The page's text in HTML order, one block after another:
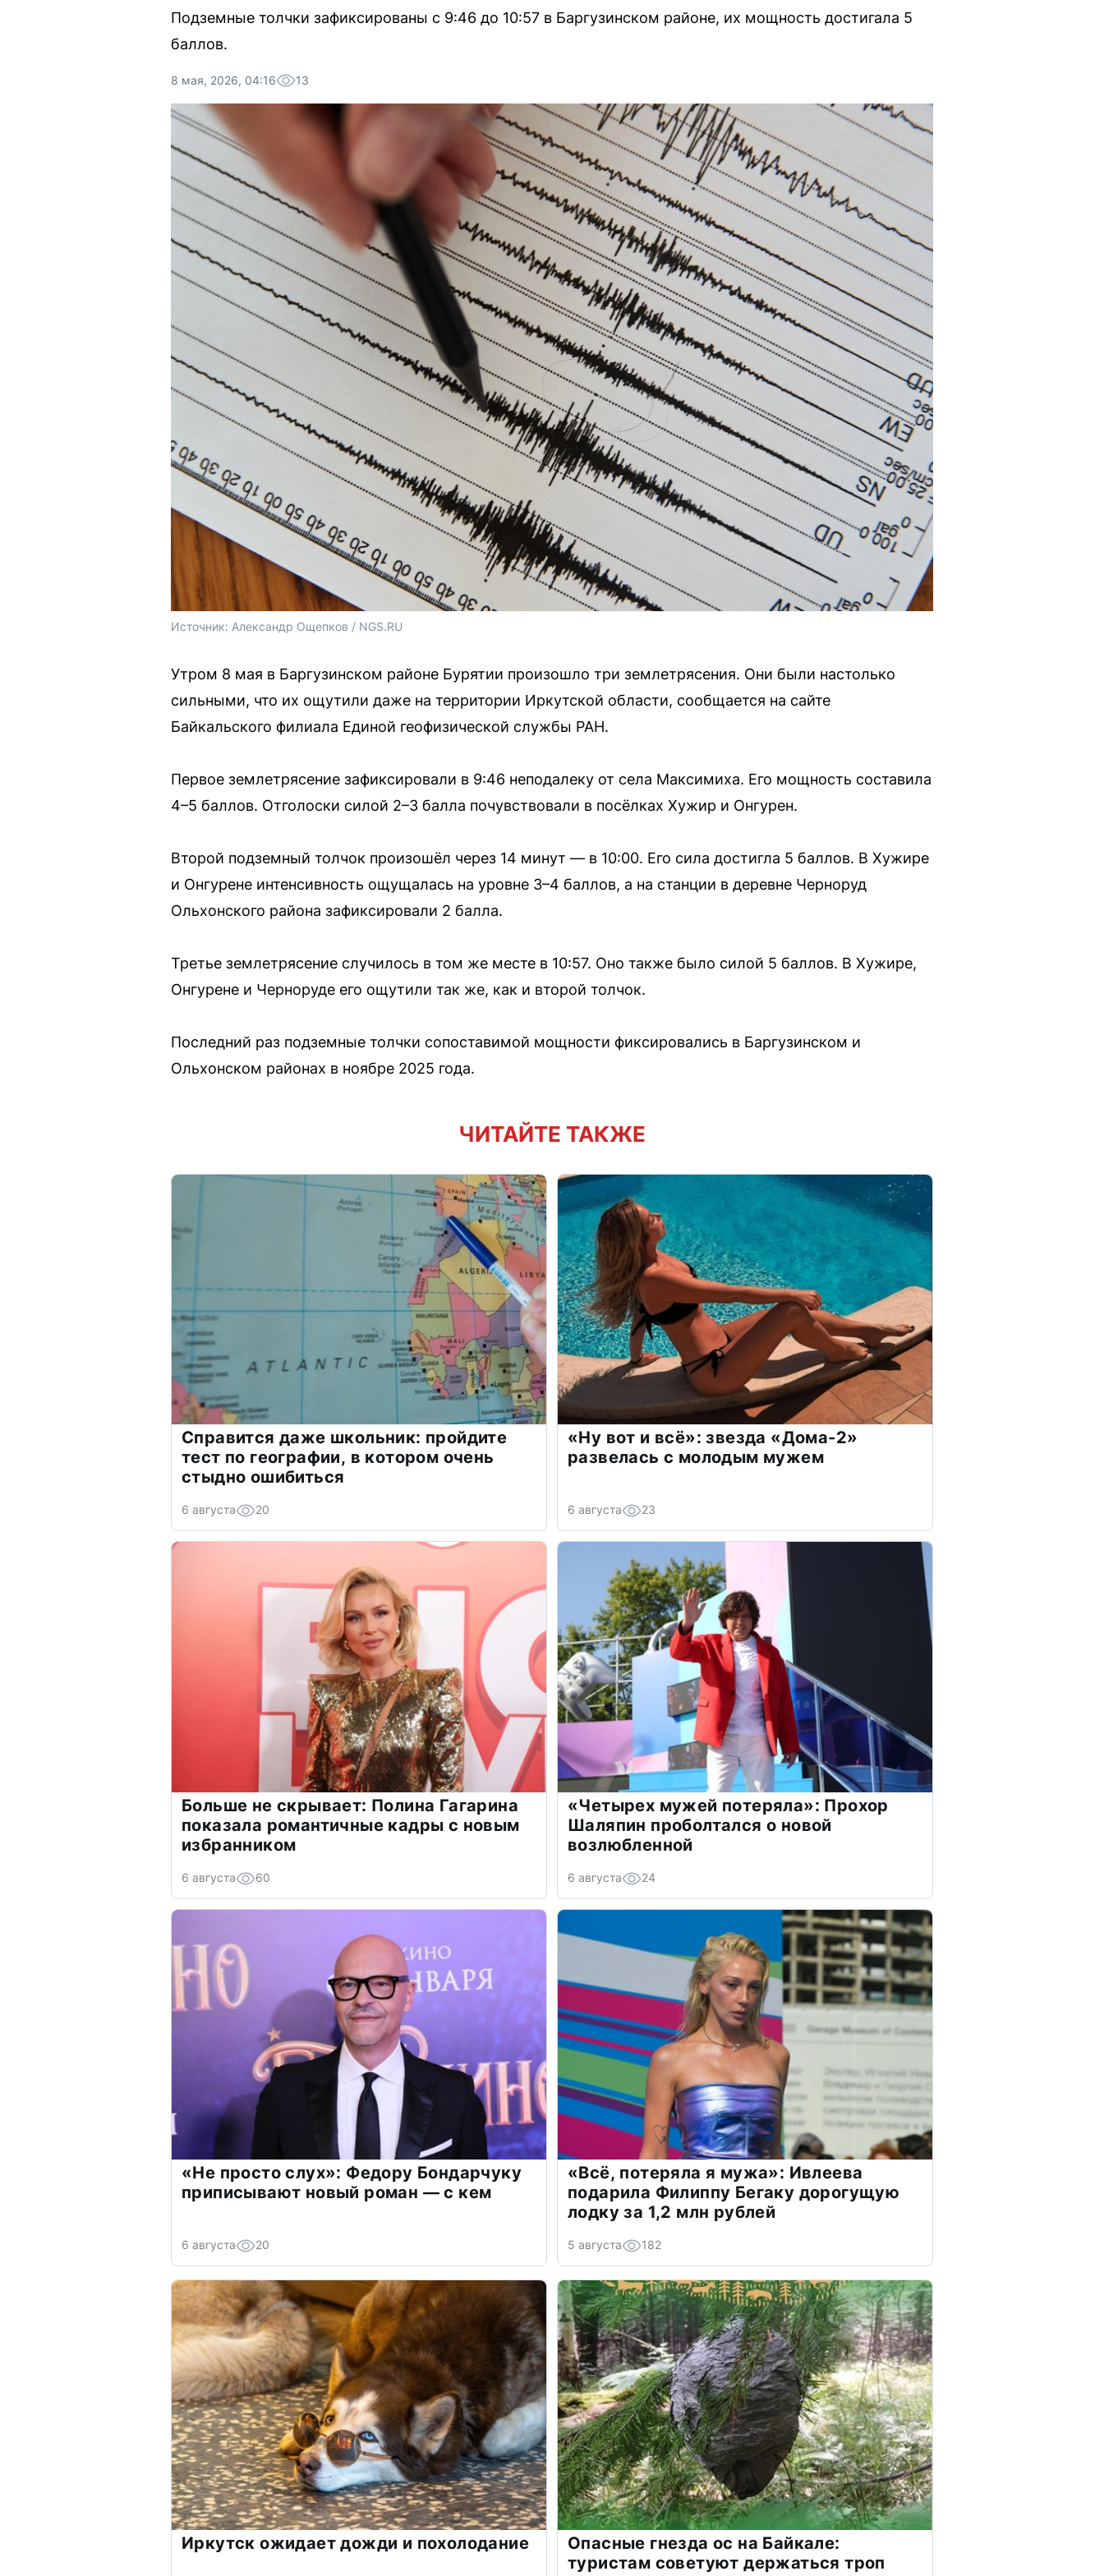
Подземные толчки зафиксированы с 9:46 до 10:57 в Баргузинском районе, их мощность достигала 5
баллов.
8 мая, 2026, 04:16 13
Источник: Александр Ощепков / NGS.RU
Утром 8 мая в Баргузинском районе Бурятии произошло три землетрясения. Они были настолько
сильными, что их ощутили даже на территории Иркутской области, сообщается на сайте
Байкальского филиала Единой геофизической службы РАН.
Первое землетрясение зафиксировали в 9:46 неподалеку от села Максимиха. Его мощность составила
4–5 баллов. Отголоски силой 2–3 балла почувствовали в посёлках Хужир и Онгурен.
Второй подземный толчок произошёл через 14 минут — в 10:00. Его сила достигла 5 баллов. В Хужире
и Онгурене интенсивность ощущалась на уровне 3–4 баллов, а на станции в деревне Черноруд
Ольхонского района зафиксировали 2 балла.
Третье землетрясение случилось в том же месте в 10:57. Оно также было силой 5 баллов. В Хужире,
Онгурене и Черноруде его ощутили так же, как и второй толчок.
Последний раз подземные толчки сопоставимой мощности фиксировались в Баргузинском и
Ольхонском районах в ноябре 2025 года.
ЧИТАЙТЕ ТАКЖЕ
Справится даже школьник: пройдите
тест по географии, в котором очень
стыдно ошибиться
6 августа 20
«Ну вот и всё»: звезда «Дома-2»
развелась с молодым мужем
6 августа 23
Больше не скрывает: Полина Гагарина
показала романтичные кадры с новым
избранником
6 августа 60
«Четырех мужей потеряла»: Прохор
Шаляпин проболтался о новой
возлюбленной
6 августа 24
«Не просто слух»: Федору Бондарчуку
приписывают новый роман — с кем
6 августа 20
«Всё, потеряла я мужа»: Ивлеева
подарила Филиппу Бегаку дорогущую
лодку за 1,2 млн рублей
5 августа 182
Иркутск ожидает дожди и похолодание
Опасные гнезда ос на Байкале:
туристам советуют держаться троп